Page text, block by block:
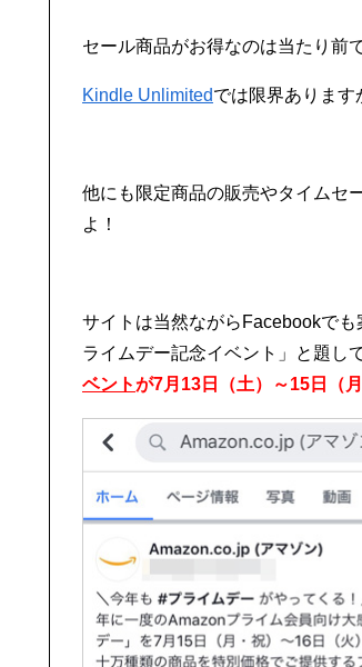
セール商品がお得なのは当たり前
Kindle Unlimitedでは限界あります
他にも限定商品の販売やタイムセ
よ！
サイトは当然ながらFacebookで
ライムデー記念イベント」と題し
ベントが7月13日（土）～15日（